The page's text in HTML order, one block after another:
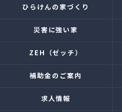
ひらけんの家づくり
災害に強い家
ZEH（ゼッチ）
補助金のご案内
求人情報